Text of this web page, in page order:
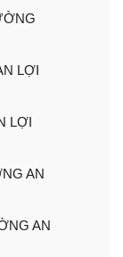
LỢI
LỢI
AN
AN